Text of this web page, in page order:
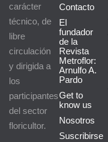
carácter
técnico, de
libre
circulación
y dirigida a
los
participantes
del sector
floricultor.
Contacto
El
fundador
de la
Revista
Metroflor:
Arnulfo A.
Pardo
Get to
know us
Nosotros
Suscribirse